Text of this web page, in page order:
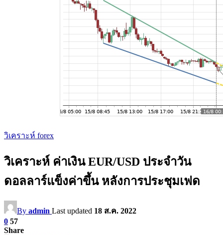
วิเคราะห์ forex
วิเคราะห์ ค่าเงิน EUR/USD ประจำวัน
ดอลลาร์แข็งค่าขึ้น หลังการประชุมเฟด
By admin Last updated 18 ส.ค. 2022
0 57
Share